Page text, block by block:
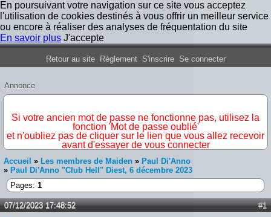
En poursuivant votre navigation sur ce site vous acceptez
l'utilisation de cookies destinés à vous offrir un meilleur service
ou encore à réaliser des analyses de fréquentation du site
En savoir plus J'accepte
Forum Iron Maiden France
Retour au site Règlement S'inscrire Se connecter
Annonce
Si votre ancien mot de passe ne fonctionne pas, utilisez la
fonction 'Mot de passe oublié'
et n'oubliez pas de cliquer sur le lien que vous allez recevoir
avant d'essayer de vous connecter
Accueil » Les membres de Maiden » Paul Di'Anno
» Paul Di'Anno "Club Hell" Diest, 6 décembre 2023
Pages: 1
#1
07/12/2023 17:48:52